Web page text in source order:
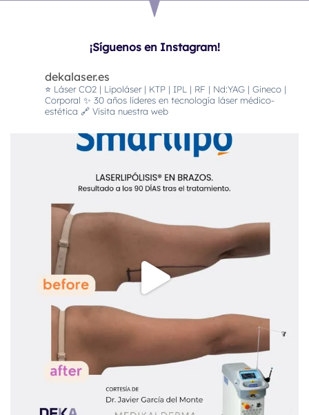
¡Síguenos en Instagram!
dekalaser.es
⭐️ Láser CO2 | Lipoláser | KTP | IPL | RF | Nd:YAG | Gineco |
Corporal ✨ 30 años líderes en tecnología láser médico-
estética 🔗 Visita nuestra web